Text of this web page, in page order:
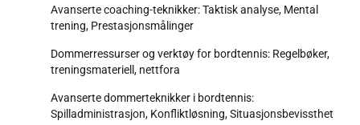
Avanserte coaching-teknikker: Taktisk analyse, Mental
trening, Prestasjonsmålinger
Dommerressurser og verktøy for bordtennis: Regelbøker,
treningsmateriell, nettfora
Avanserte dommerteknikker i bordtennis:
Spilladministrasjon, Konfliktløsning, Situasjonsbevissthet